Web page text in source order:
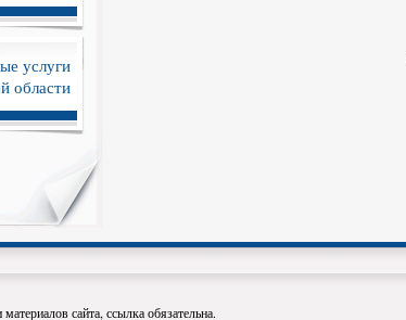
услуги
области
сайта, ссылка обязательна.